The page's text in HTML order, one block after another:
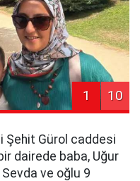
1 10
Şehit Gürol caddesi
dairede baba, Uğur
ve oğlu 9